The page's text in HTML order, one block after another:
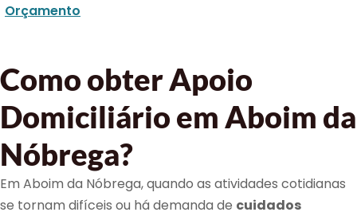
Orçamento
Como obter Apoio
Domiciliário em Aboim da
Nóbrega?
Em Aboim da Nóbrega, quando as atividades cotidianas
se tornam difíceis ou há demanda de cuidados